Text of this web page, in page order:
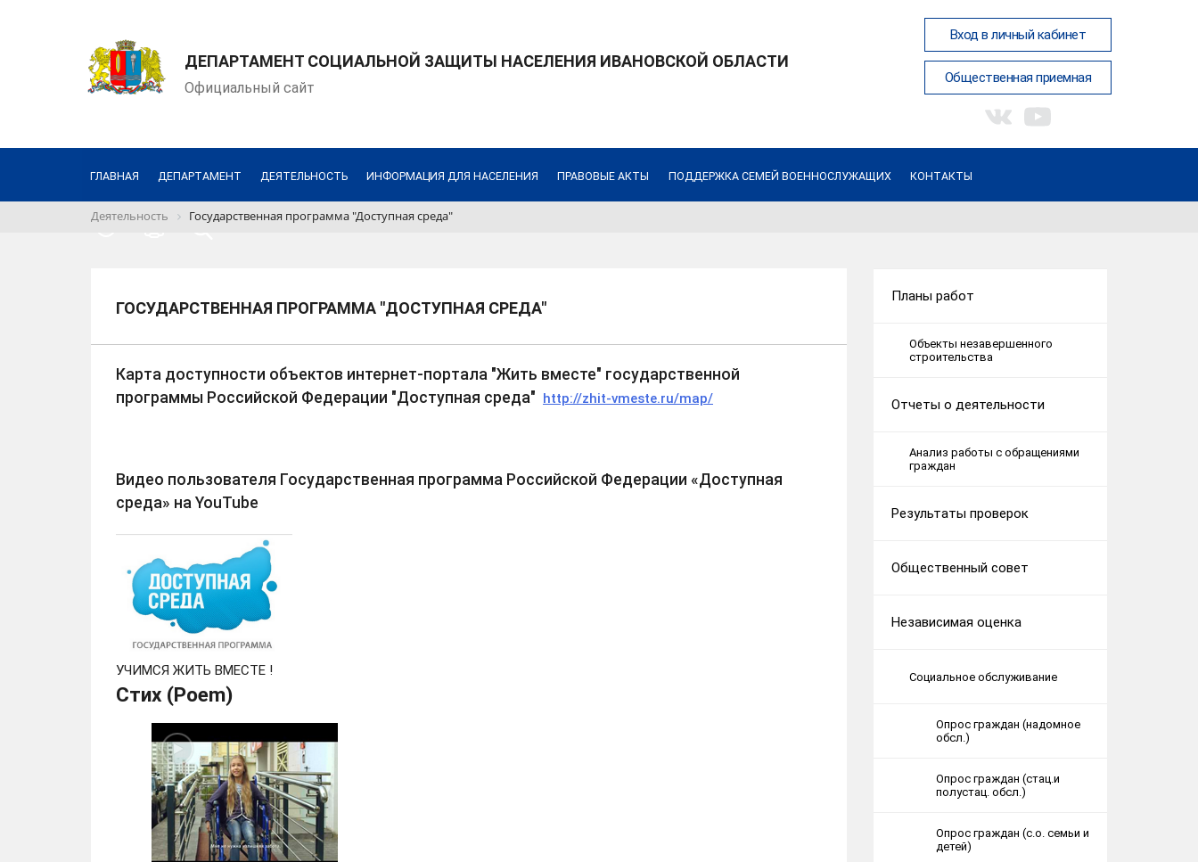
ДЕПАРТАМЕНТ СОЦИАЛЬНОЙ ЗАЩИТЫ НАСЕЛЕНИЯ ИВАНОВСКОЙ ОБЛАСТИ
Официальный сайт
Вход в личный кабинет
Общественная приемная
ГЛАВНАЯ ДЕПАРТАМЕНТ ДЕЯТЕЛЬНОСТЬ ИНФОРМАЦИЯ ДЛЯ НАСЕЛЕНИЯ ПРАВОВЫЕ АКТЫ ПОДДЕРЖКА СЕМЕЙ ВОЕННОСЛУЖАЩИХ КОНТАКТЫ
Деятельность Государственная программа "Доступная среда"
ГОСУДАРСТВЕННАЯ ПРОГРАММА "ДОСТУПНАЯ СРЕДА"
Карта доступности объектов интернет-портала "Жить вместе" государственной
программы Российской Федерации "Доступная среда" http://zhit-vmeste.ru/map/
Видео пользователя Государственная программа Российской Федерации «Доступная
среда» на YouTube
УЧИМСЯ ЖИТЬ ВМЕСТЕ !
Стих (Poem)
Планы работ
Объекты незавершенного
строительства
Отчеты о деятельности
Анализ работы с обращениями
граждан
Результаты проверок
Общественный cовет
Независимая оценка
Социальное обслуживание
Опрос граждан (надомное
обсл.)
Опрос граждан (стац.и
полустац. обсл.)
Опрос граждан (с.о. семьи и
детей)